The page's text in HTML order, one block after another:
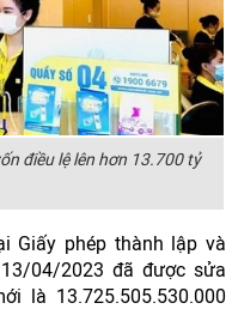
điều lệ lên hơn 13.700 tỷ
Giấy phép thành lập và
04/2023 đã được sửa
là 13.725.505.530.000